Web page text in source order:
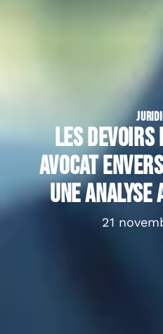
Les devoirs
avocat
une
21